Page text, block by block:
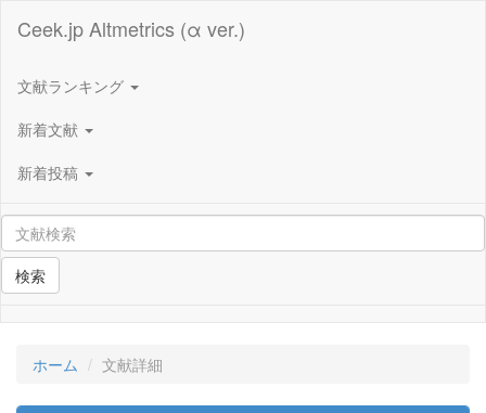
Ceek.jp Altmetrics (α ver.)
文献ランキング
新着文献
新着投稿
検索
ホーム 文献詳細